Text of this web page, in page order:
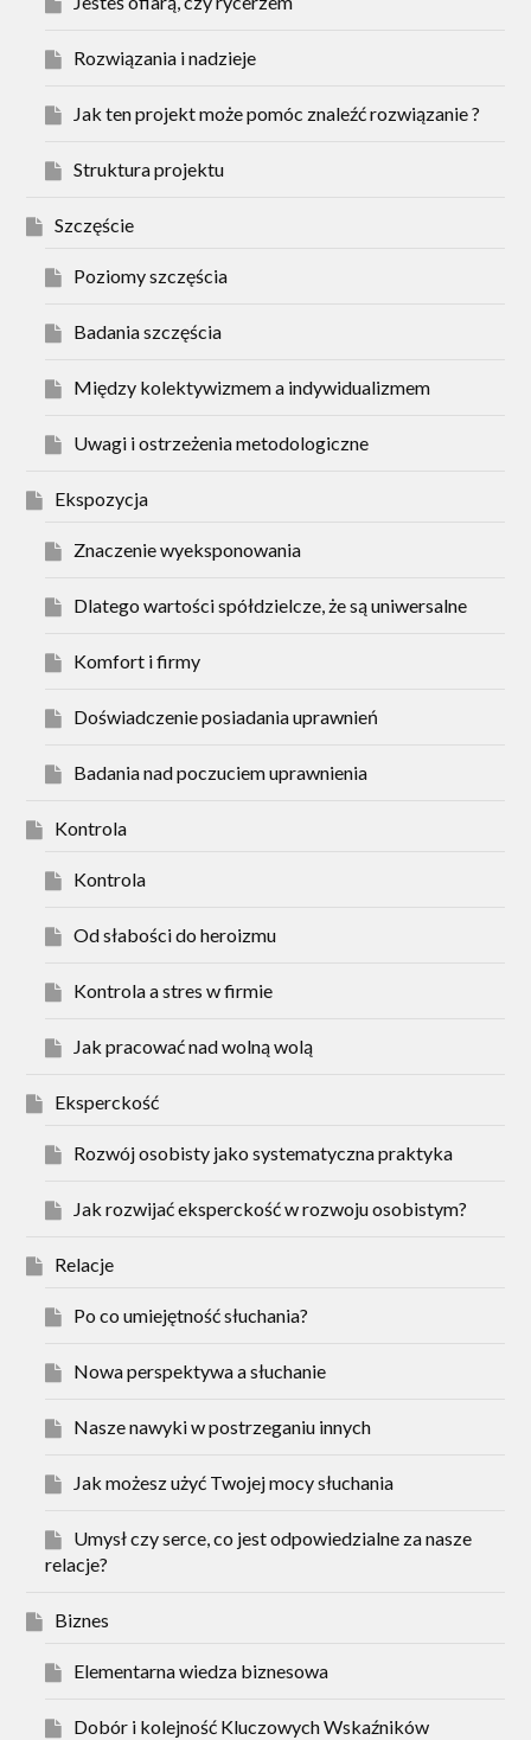
Rozwiązania i nadzieje
Jak ten projekt może pomóc znaleźć rozwiązanie ?
Struktura projektu
Szczęście
Poziomy szczęścia
Badania szczęścia
Między kolektywizmem a indywidualizmem
Uwagi i ostrzeżenia metodologiczne
Ekspozycja
Znaczenie wyeksponowania
Dlatego wartości spółdzielcze, że są uniwersalne
Komfort i firmy
Doświadczenie posiadania uprawnień
Badania nad poczuciem uprawnienia
Kontrola
Kontrola
Od słabości do heroizmu
Kontrola a stres w firmie
Jak pracować nad wolną wolą
Eksperckość
Rozwój osobisty jako systematyczna praktyka
Jak rozwijać eksperckość w rozwoju osobistym?
Relacje
Po co umiejętność słuchania?
Nowa perspektywa a słuchanie
Nasze nawyki w postrzeganiu innych
Jak możesz użyć Twojej mocy słuchania
Umysł czy serce, co jest odpowiedzialne za nasze
relacje?
Biznes
Elementarna wiedza biznesowa
Dobór i kolejność Kluczowych Wskaźników